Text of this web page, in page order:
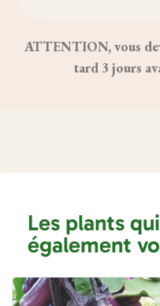
ATTENTION, vous
tard 3 jours
Les plants
également